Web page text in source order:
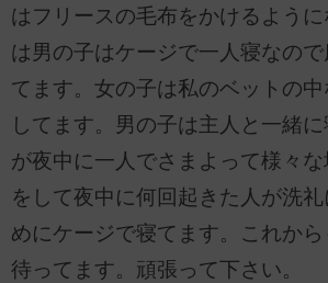
はフリースの毛布をかけるよう
は男の子はケージで一人寝なの
てます。女の子は私のベットの
してます。男の子は主人と一緒
が夜中に一人でさまよって様々
をして夜中に何回起きた人が洗
めにケージで寝てます。これか
待ってます。頑張って下さい。